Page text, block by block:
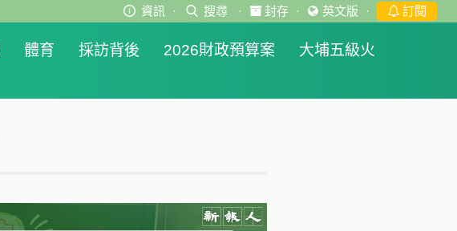
資訊 · 搜尋 · 封存 · 英文版 · 訂閱
體育 採訪背後 2026財政預算案
大埔五級火